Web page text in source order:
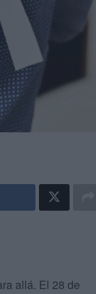
allá. El 28 de